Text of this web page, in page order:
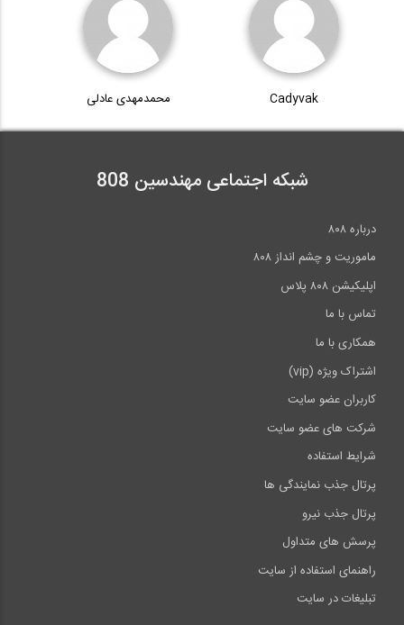
Cadyvak محمدمهدی عادلی
شبکه اجتماعی مهندسین 808
درباره ۸۰۸
ماموریت و چشم انداز ۸۰۸
اپلیکیشن ۸۰۸ پلاس
تماس با ما
همکاری با ما
اشتراک ویژه (vip)
کاربران عضو سایت
شرکت های عضو سایت
شرایط استفاده
پرتال جذب نمایندگی ها
پرتال جذب نیرو
پرسش های متداول
راهنمای استفاده از سایت
تبلیغات در سایت